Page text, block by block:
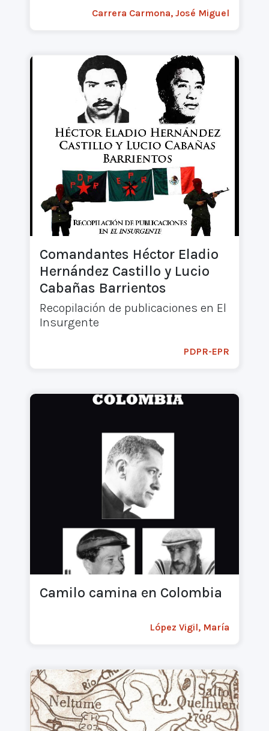
Carrera Carmona, José Miguel
Comandantes Héctor Eladio
Hernández Castillo y Lucio
Cabañas Barrientos
Recopilación de publicaciones en El
Insurgente
PDPR-EPR
Camilo camina en Colombia
López Vigil, María